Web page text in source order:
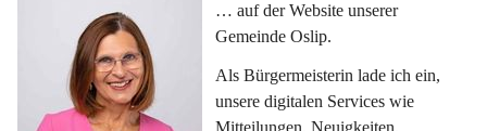
… auf der Website unserer
Gemeinde Oslip.
Als Bürgermeisterin lade ich ein,
unsere digitalen Services wie
Mitteilungen, Neuigkeiten,